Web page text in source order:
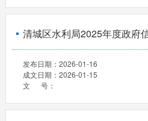
清城区水利局2025年度政府
发布日期： 2026-01-16
成文日期： 2026-01-15
文 号：